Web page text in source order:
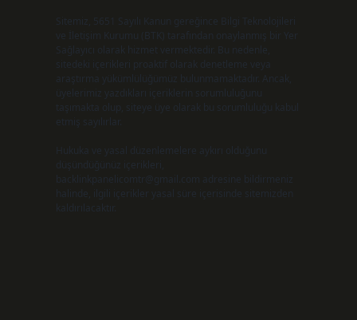
Sitemiz, 5651 Sayılı Kanun gereğince Bilgi Teknolojileri
ve İletişim Kurumu (BTK) tarafından onaylanmış bir Yer
Sağlayıcı olarak hizmet vermektedir. Bu nedenle,
sitedeki içerikleri proaktif olarak denetleme veya
araştırma yükümlülüğümüz bulunmamaktadır. Ancak,
üyelerimiz yazdıkları içeriklerin sorumluluğunu
taşımakta olup, siteye üye olarak bu sorumluluğu kabul
etmiş sayılırlar.
Hukuka ve yasal düzenlemelere aykırı olduğunu
düşündüğünüz içerikleri,
backlinkpanelicomtr@gmail.com adresine bildirmeniz
halinde, ilgili içerikler yasal süre içerisinde sitemizden
kaldırılacaktır.